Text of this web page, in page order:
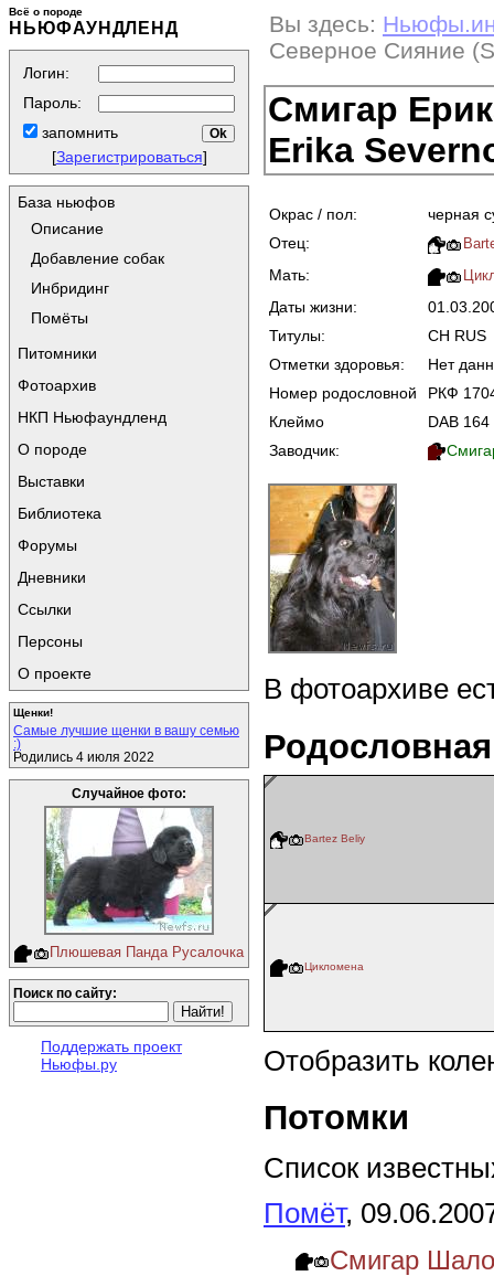
Всё о породе
НЬЮФАУНДЛЕНД
Логин:
Пароль:
запомнить
[Зарегистрироваться]
База ньюфов
Описание
Добавление собак
Инбридинг
Помёты
Питомники
Фотоархив
НКП Ньюфаундленд
О породе
Выставки
Библиотека
Форумы
Дневники
Ссылки
Персоны
О проекте
Щенки!
Самые лучшие щенки в вашу семью
:)
Родились 4 июля 2022
Случайное фото:
Плюшевая Панда Русалочка
Поиск по сайту:
Поддержать проект
Ньюфы.ру
Вы здесь:
Северное Сияние
Смигар
Erika
Окрас / пол:
черная
Отец:
Мать:
Даты жизни:
Титулы:
CH RUS
Отметки здоровья:
Нет
Номер родословной
РКФ
Клеймо
DAB 164
Заводчик:
В фотоархиве
Родословная
Bartez Beliy
Цикломена
Отобразить
Потомки
Список
Помёт,
Смигар